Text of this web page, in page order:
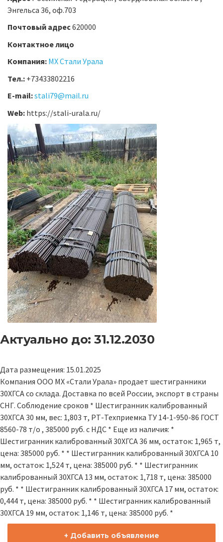
Энгельса 36, оф.703
Почтовый адрес620000
Контактное лицо
Компания: МХ Стали Урала
Тел.: +73433802216
E-mail:stali79@mail.ru
Web: https://stali-urala.ru/
Актуально до: 31.12.2030
Дата размещения: 15.01.2025
Компания ООО МХ «Стали Урала» продает шестигранники
30ХГСА со склада. Доставка по всей России, экспорт в страны
СНГ. Соблюдение сроков * Шестигранник калиброванный
30ХГСА 30 мм, вес: 1,803 т, РТ-Техприемка ТУ 14-1-950-86 ГОСТ
8560-78 т/о , 385000 руб. с НДС * Еще из наличия: *
Шестигранник калиброванный 30ХГСА 36 мм, остаток: 1,965 т,
цена: 385000 руб. * * Шестигранник калиброванный 30ХГСА 10
мм, остаток: 1,524 т, цена: 385000 руб. * * Шестигранник
калиброванный 30ХГСА 13 мм, остаток: 1,718 т, цена: 385000
руб. * * Шестигранник калиброванный 30ХГСА 17 мм, остаток:
0,444 т, цена: 385000 руб. * * Шестигранник калиброванный
30ХГСА 19 мм, остаток: 1,146 т, цена: 385000 руб. *
+ Добавить объявление